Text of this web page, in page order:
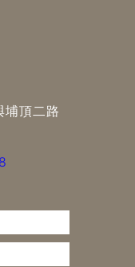
埔頂二路